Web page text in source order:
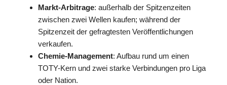
Markt-Arbitrage: außerhalb der Spitzenzeiten
zwischen zwei Wellen kaufen; während der
Spitzenzeit der gefragtesten Veröffentlichungen
verkaufen.
Chemie-Management: Aufbau rund um einen
TOTY-Kern und zwei starke Verbindungen pro Liga
oder Nation.